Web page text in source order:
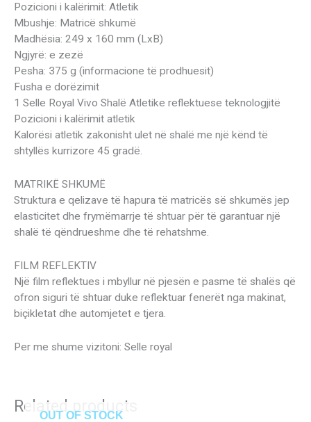
Pozicioni i kalërimit: Atletik
Mbushje: Matricë shkumë
Madhësia: 249 x 160 mm (LxB)
Ngjyrë: e zezë
Pesha: 375 g (informacione të prodhuesit)
Fusha e dorëzimit
1 Selle Royal Vivo Shalë Atletike reflektuese teknologjitë
Pozicioni i kalërimit atletik
Kalorësi atletik zakonisht ulet në shalë me një kënd të
shtyllës kurrizore 45 gradë.
MATRIKË SHKUMË
Struktura e qelizave të hapura të matricës së shkumës jep
elasticitet dhe frymëmarrje të shtuar për të garantuar një
shalë të qëndrueshme dhe të rehatshme.
FILM REFLEKTIV
Një film reflektues i mbyllur në pjesën e pasme të shalës që
ofron siguri të shtuar duke reflektuar fenerët nga makinat,
biçikletat dhe automjetet e tjera.
Per me shume vizitoni: Selle royal
Related products
OUT OF STOCK